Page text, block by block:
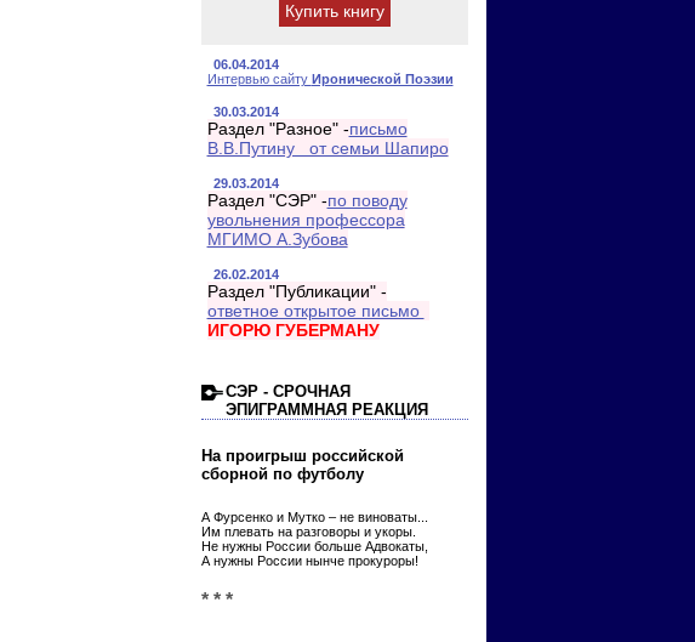
Купить книгу
06.04.2014
Интервью сайту Иронической Поэзии
30.03.2014
Раздел "Разное" -письмо
В.В.Путину от семьи Шапиро
29.03.2014
Раздел "СЭР" -по поводу
увольнения профессора
МГИМО А.Зубова
26.02.2014
Раздел "Публикации" -
ответное открытое письмо
ИГОРЮ ГУБЕРМАНУ
СЭР - СРОЧНАЯ
ЭПИГРАММНАЯ РЕАКЦИЯ
На проигрыш российской
сборной по футболу
А Фурсенко и Мутко – не виноваты...
Им плевать на разговоры и укоры.
Не нужны России больше Адвокаты,
А нужны России нынче прокуроры!
* * *